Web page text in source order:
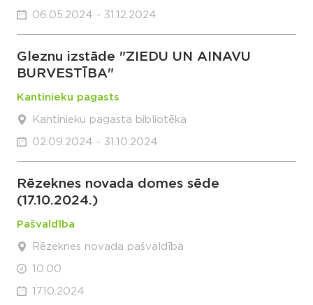
06.05.2024 - 31.12.2024
Gleznu izstāde "ZIEDU UN AINAVU
BURVESTĪBA"
Kantinieku pagasts
Kantinieku pagasta bibliotēka
02.09.2024 - 31.10.2024
Rēzeknes novada domes sēde
(17.10.2024.)
Pašvaldība
Rēzeknes novada pašvaldība
10:00
17.10.2024